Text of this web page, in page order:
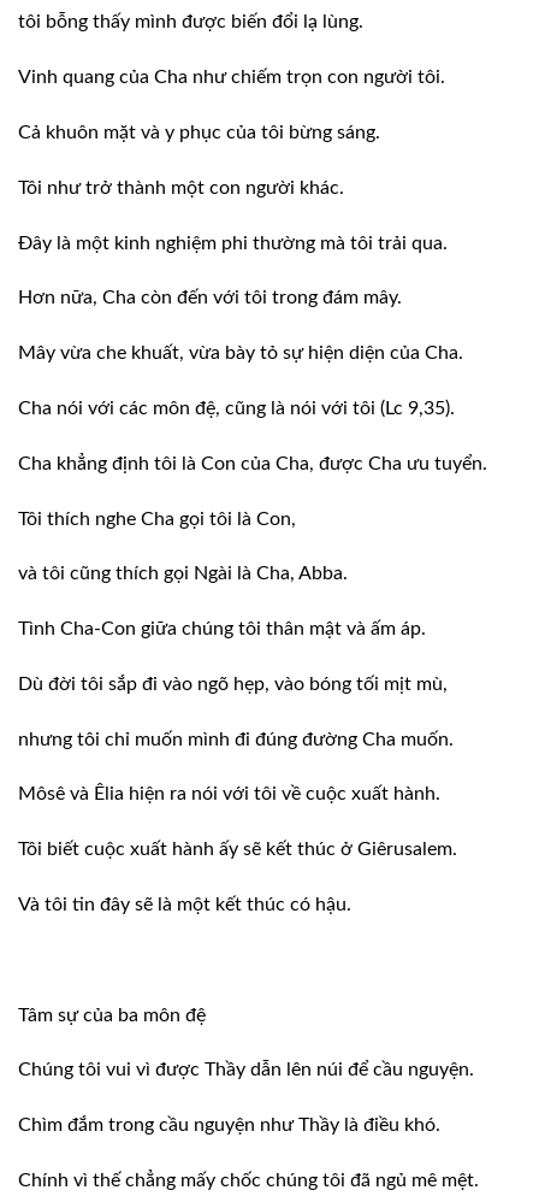
tôi bỗng thấy mình được biến đổi lạ lùng.
Vinh quang của Cha như chiếm trọn con người tôi.
Cả khuôn mặt và y phục của tôi bừng sáng.
Tôi như trở thành một con người khác.
Đây là một kinh nghiệm phi thường mà tôi trải qua.
Hơn nữa, Cha còn đến với tôi trong đám mây.
Mây vừa che khuất, vừa bày tỏ sự hiện diện của Cha.
Cha nói với các môn đệ, cũng là nói với tôi (Lc 9,35).
Cha khẳng định tôi là Con của Cha, được Cha ưu tuyển.
Tôi thích nghe Cha gọi tôi là Con,
và tôi cũng thích gọi Ngài là Cha, Abba.
Tình Cha-Con giữa chúng tôi thân mật và ấm áp.
Dù đời tôi sắp đi vào ngõ hẹp, vào bóng tối mịt mù,
nhưng tôi chỉ muốn mình đi đúng đường Cha muốn.
Môsê và Êlia hiện ra nói với tôi về cuộc xuất hành.
Tôi biết cuộc xuất hành ấy sẽ kết thúc ở Giêrusalem.
Và tôi tin đây sẽ là một kết thúc có hậu.
Tâm sự của ba môn đệ
Chúng tôi vui vì được Thầy dẫn lên núi để cầu nguyện.
Chìm đắm trong cầu nguyện như Thầy là điều khó.
Chính vì thế chẳng mấy chốc chúng tôi đã ngủ mê mệt.